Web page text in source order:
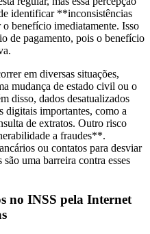
identificar **inconsistências
benefício imediatamente. Isso
de pagamento, pois o benefício
em diversas situações,
mudança de estado civil ou o
disso, dados desatualizados
digitais importantes, como a
de extratos. Outro risco
a fraudes**.
ou contatos para desviar
uma barreira contra esses
no INSS pela Internet